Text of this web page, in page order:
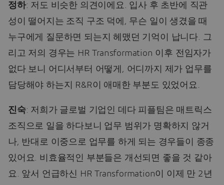
정하: 저도 비슷한 의견이에요. 입사 후 초반에 직관
성이 떨어지는 조직 구조 덕에, 무슨 일이 생겼을 때
누구에게 질문하면 되는지 헤맸던 기억이 납니다. 그
리고 저의 경우는 HR Transformation 이후 전임자가
없다 보니 어디서부터 어떻게, 어디까지 제가 업무를
담당해야 하는지 R&R이 애매한 부분도 있었어요.
진숙: 저희가 글로벌 기업인 데다 피플팀은 매트릭스
조직으로 일을 하다보니 업무 범위가 명확하지 않거
나, 반대로 이중으로 업무를 하게 되는 경우들이 종종
있어요. 비효율적인 부분들은 개선되면 좋을 것 같아
요. 앞서 언급하신 HR Transformation이 이제 만 2년